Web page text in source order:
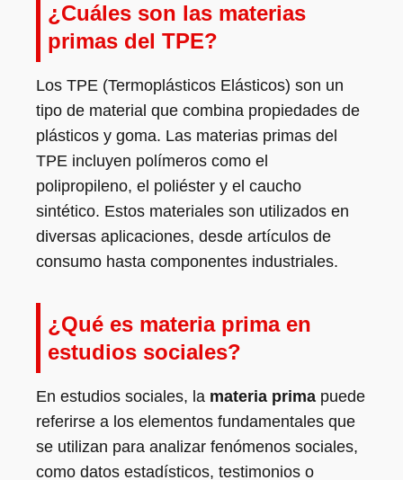
¿Cuáles son las materias
primas del TPE?
Los TPE (Termoplásticos Elásticos) son un
tipo de material que combina propiedades de
plásticos y goma. Las materias primas del
TPE incluyen polímeros como el
polipropileno, el poliéster y el caucho
sintético. Estos materiales son utilizados en
diversas aplicaciones, desde artículos de
consumo hasta componentes industriales.
¿Qué es materia prima en
estudios sociales?
En estudios sociales, la materia prima puede
referirse a los elementos fundamentales que
se utilizan para analizar fenómenos sociales,
como datos estadísticos, testimonios o